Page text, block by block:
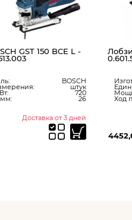
Лобзик BOSCH GST 65 B
0.601.509.120
Изготовитель: BOSCH
Единица измерения: штук
Мощность, Вт: 400
Ход пилки, мм: 18
Доставка от 3 дней